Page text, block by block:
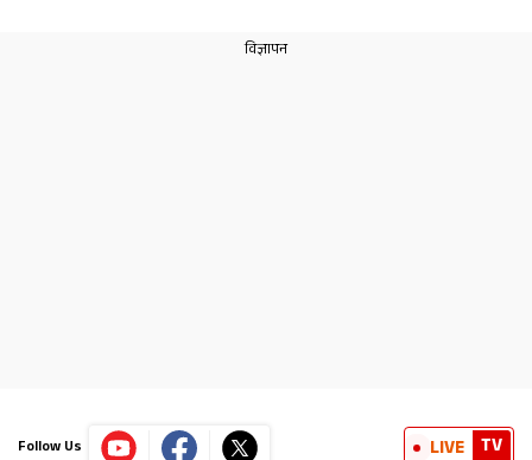
Follow Us LIVE TV